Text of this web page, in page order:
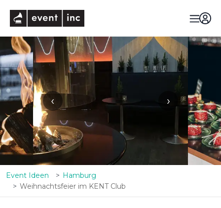
‹ ›
Event Ideen
Hamburg
Weihnachtsfeier im KENT Club